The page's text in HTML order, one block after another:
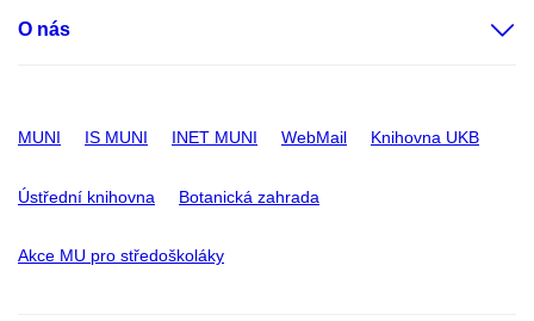
O nás
MUNI IS MUNI INET MUNI WebMail Knihovna UKB
Ústřední knihovna Botanická zahrada
Akce MU pro středoškoláky